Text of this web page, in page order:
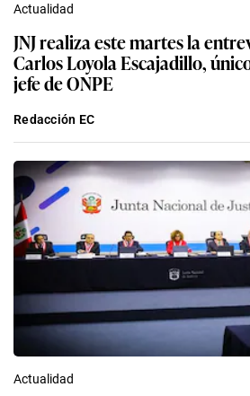
Actualidad
JNJ realiza este martes la
Carlos Loyola Escajadillo,
jefe de ONPE
Redacción EC
Actualidad